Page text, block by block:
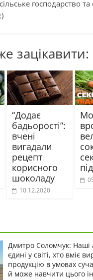
сільське господарство
:)
зацікавити:
“Додає
бадьорості”:
вчені
вигадали
рецепт
корисного
шоколаду
10.12.2020
Дмитро Соломчук: Наші
єдині у світі, хто вміє
продукцію в умовах
й може навчити цього